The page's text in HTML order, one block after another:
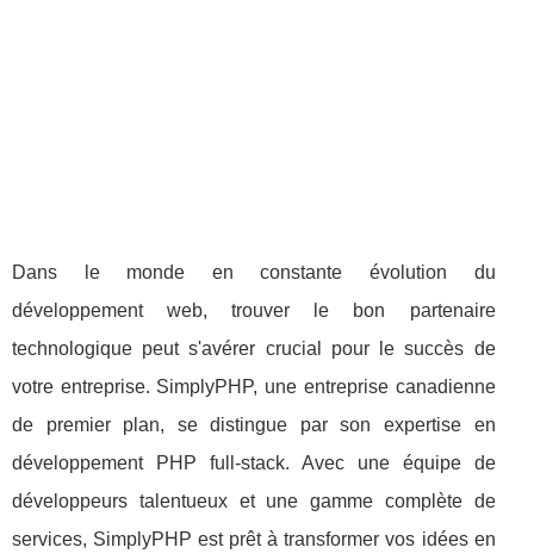
Dans le monde en constante évolution du
développement web, trouver le bon partenaire
technologique peut s'avérer crucial pour le succès de
votre entreprise. SimplyPHP, une entreprise canadienne
de premier plan, se distingue par son expertise en
développement PHP full-stack. Avec une équipe de
développeurs talentueux et une gamme complète de
services, SimplyPHP est prêt à transformer vos idées en